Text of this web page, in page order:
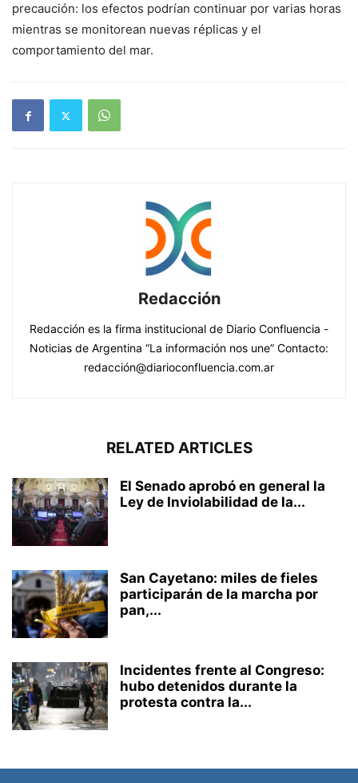
precaución: los efectos podrían continuar por varias horas
mientras se monitorean nuevas réplicas y el
comportamiento del mar.
Redacción
Redacción es la firma institucional de Diario Confluencia -
Noticias de Argentina “La información nos une” Contacto:
redacción@diarioconfluencia.com.ar
RELATED ARTICLES
El Senado aprobó en general la
Ley de Inviolabilidad de la...
San Cayetano: miles de fieles
participarán de la marcha por
pan,...
Incidentes frente al Congreso:
hubo detenidos durante la
protesta contra la...